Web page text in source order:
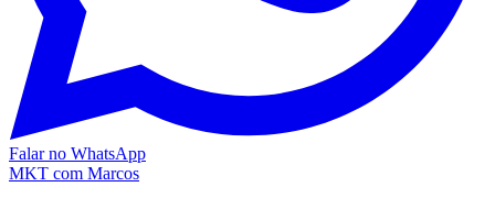
Falar no WhatsApp
MKT com Marcos